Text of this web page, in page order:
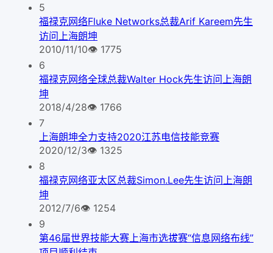
5
福禄克网络Fluke Networks总裁Arif Kareem先生
访问上海朗坤
2010/11/10👁 1775
6
福禄克网络全球总裁Walter Hock先生访问上海朗
坤
2018/4/28👁 1766
7
上海朗坤全力支持2020江苏电信技能竞赛
2020/12/3👁 1325
8
福禄克网络亚太区总裁Simon.Lee先生访问上海朗
坤
2012/7/6👁 1254
9
第46届世界技能大赛上海市选拔赛“信息网络布线”